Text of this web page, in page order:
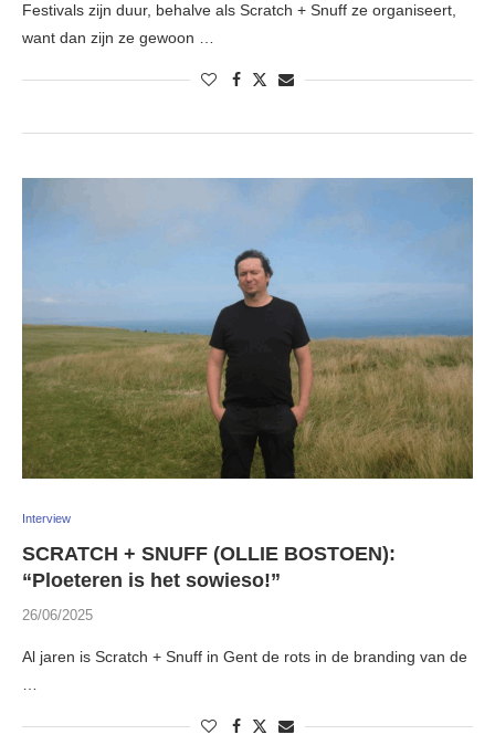
Festivals zijn duur, behalve als Scratch + Snuff ze organiseert,
want dan zijn ze gewoon …
Interview
SCRATCH + SNUFF (OLLIE BOSTOEN):
“Ploeteren is het sowieso!”
26/06/2025
Al jaren is Scratch + Snuff in Gent de rots in de branding van de
…